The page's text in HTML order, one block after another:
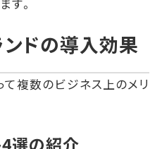
す。
ンドの導入効果
複数のビジネス上のメリ
4選の紹介